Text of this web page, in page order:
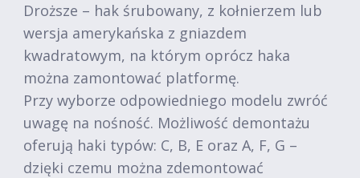
Droższe – hak śrubowany, z kołnierzem lub
wersja amerykańska z gniazdem
kwadratowym, na którym oprócz haka
można zamontować platformę.
Przy wyborze odpowiedniego modelu zwróć
uwagę na nośność. Możliwość demontażu
oferują haki typów: C, B, E oraz A, F, G –
dzięki czemu można zdemontować